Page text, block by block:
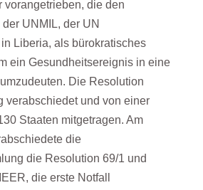
vorangetrieben, die den
UNMIL, der UN
Liberia, als bürokratisches
ein Gesundheitsereignis in eine
Die Resolution
verabschiedet und von einer
Staaten mitgetragen. Am
die
die Resolution 69/1 und
die erste Notfall